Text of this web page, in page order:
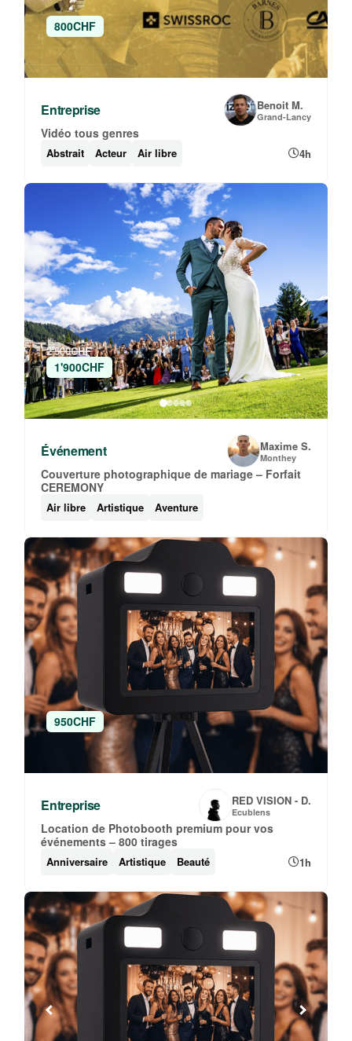
800CHF
Entreprise Benoit M.
Grand-Lancy
Vidéo tous genres
Abstrait Acteur Air libre 4h
2'500CHF
1'900CHF
Événement Maxime S.
Monthey
Couverture photographique de mariage – Forfait
CEREMONY
Air libre Artistique Aventure
950CHF
Entreprise RED VISION - D.
Ecublens
Location de Photobooth premium pour vos
événements – 800 tirages
Anniversaire Artistique Beauté 1h